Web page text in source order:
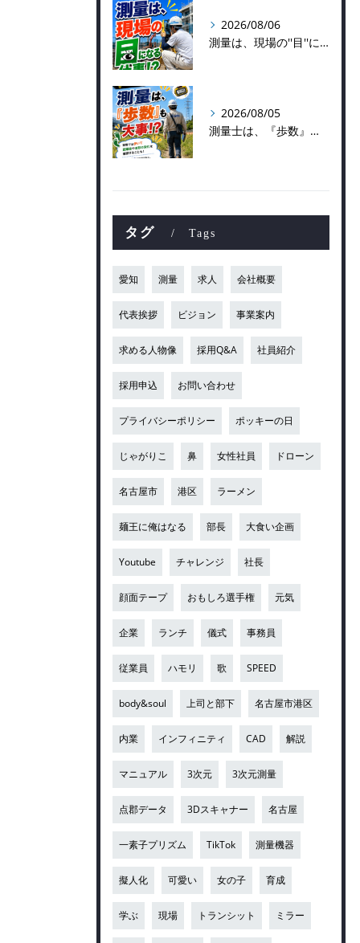
2026/08/06
測量は、現場の''目''になる仕事！？
2026/08/05
測量士は、『歩数』も大事！？
タグ Tags
愛知 測量 求人 会社概要
代表挨拶 ビジョン 事業案内
求める人物像 採用Q&A 社員紹介
採用申込 お問い合わせ
プライバシーポリシー ポッキーの日
じゃがりこ 鼻 女性社員 ドローン
名古屋市 港区 ラーメン
麺王に俺はなる 部長 大食い企画
Youtube チャレンジ 社長
顔面テープ おもしろ選手権 元気
企業 ランチ 儀式 事務員
従業員 ハモリ 歌 SPEED
body&soul 上司と部下 名古屋市港区
内業 インフィニティ CAD 解説
マニュアル 3次元 3次元測量
点郡データ 3Dスキャナー 名古屋
一素子プリズム TikTok 測量機器
擬人化 可愛い 女の子 育成
学ぶ 現場 トランシット ミラー